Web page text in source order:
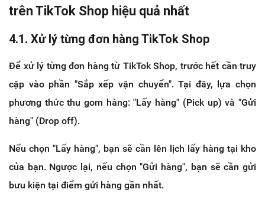
trên TikTok Shop hiệu quả nhất
4.1. Xử lý từng đơn hàng TikTok Shop
Để xử lý từng đơn hàng từ TikTok Shop, trước hết cần truy
cập vào phần "Sắp xếp vận chuyển". Tại đây, lựa chọn
phương thức thu gom hàng: "Lấy hàng" (Pick up) và "Gửi
hàng" (Drop off).
Nếu chọn "Lấy hàng", bạn sẽ cần lên lịch lấy hàng tại kho
của bạn. Ngược lại, nếu chọn "Gửi hàng", bạn sẽ cần gửi
bưu kiện tại điểm gửi hàng gần nhất.